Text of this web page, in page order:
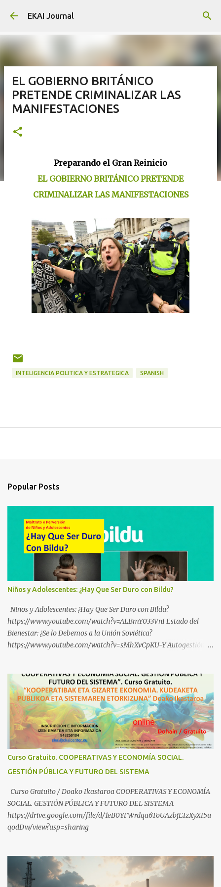
EKAI Journal
EL GOBIERNO BRITÁNICO
PRETENDE CRIMINALIZAR LAS
MANIFESTACIONES
Preparando el Gran Reinicio
EL GOBIERNO BRITÁNICO PRETENDE
CRIMINALIZAR LAS MANIFESTACIONES
INTELIGENCIA POLITICA Y ESTRATEGICA SPANISH
Popular Posts
Niños y Adolescentes: ¿Hay Que Ser Duro con Bildu?
Niños y Adolescentes: ¿Hay Que Ser Duro con Bildu?
https://www.youtube.com/watch?v=ALBmY033VnI Estado del
Bienestar: ¿Se lo Debemos a la Unión Soviética?
https://www.youtube.com/watch?v=sMhXvCpKU-Y Autogestión
Industrial https://www.youtube.com/shorts/dGKjgqEvRHk
¿Conoces los nuevos canales de BABESTU? Si quieres hacer algo, o
compartir ideas, para proteger a los niños y adolescentes vascos
frente a abusos y manipulaciones: BABESTUren kanal berriak
ezagutzen dituzu? Euskal haurrak eta nerabeak abusu eta
manipulazioetatik babesteko zerbait egin nahi baduzu, edo ideiak
partekatu nahi badituzu: Telegram :
https://whatsapp.com/channel/0029VbBW56k0LKZJWzQyoE1T
SÍGUENOS EN YOUTUBE: https://www.youtube.com/@ekaicenter?
sub_confirmation=1
Curso Gratuito. COOPERATIVAS Y ECONOMÍA SOCIAL.
GESTIÓN PÚBLICA Y FUTURO DEL SISTEMA
Curso Gratuito / Doako Ikastaroa COOPERATIVAS Y ECONOMÍA
SOCIAL. GESTIÓN PÚBLICA Y FUTURO DEL SISTEMA
https://drive.google.com/file/d/1eB0YFWrdqa6ToUAzbjEIzXyXI5u
qodDw/view?usp=sharing